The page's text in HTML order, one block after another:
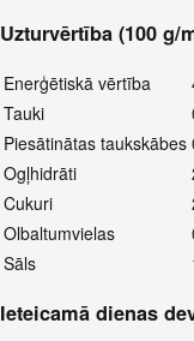
Uzturvērtība (100 g/
Enerģētiskā vērtība
Tauki
Piesātinātas taukskābes
Ogļhidrāti
Cukuri
Olbaltumvielas
Sāls
Ieteicamā dienas